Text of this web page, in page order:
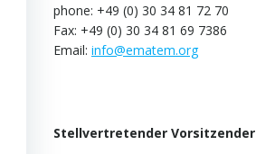
phone: +49 (0) 30 34 81 72 70
Fax: +49 (0) 30 34 81 69 7386
Email: info@ematem.org
Stellvertretender Vorsitzender